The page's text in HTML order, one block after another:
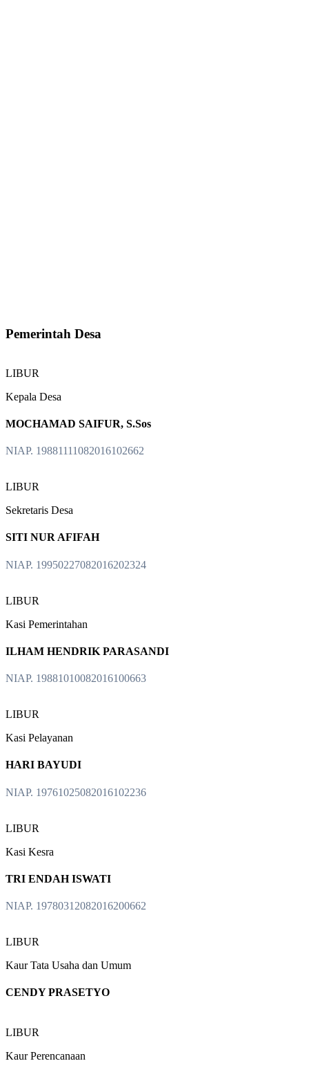
Pemerintah Desa
LIBUR
Kepala Desa
MOCHAMAD SAIFUR, S.Sos
NIAP. 19881111082016102662
LIBUR
Sekretaris Desa
SITI NUR AFIFAH
NIAP. 19950227082016202324
LIBUR
Kasi Pemerintahan
ILHAM HENDRIK PARASANDI
NIAP. 19881010082016100663
LIBUR
Kasi Pelayanan
HARI BAYUDI
NIAP. 19761025082016102236
LIBUR
Kasi Kesra
TRI ENDAH ISWATI
NIAP. 19780312082016200662
LIBUR
Kaur Tata Usaha dan Umum
CENDY PRASETYO
LIBUR
Kaur Perencanaan